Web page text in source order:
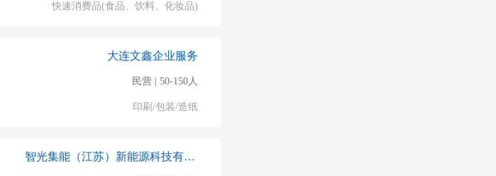
快速消费品(食品、饮料、化妆品)
大连文鑫企业服务
民营 | 50-150人
印刷/包装/造纸
智光集能（江苏）新能源科技有限公司无锡